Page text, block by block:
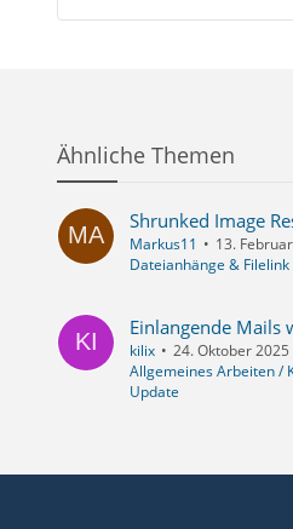
Ähnliche Themen
Shrunked Image
Markus11
13.
Dateianhänge &
Einlangende Mails
kilix
24. Oktober
Allgemeines Arbeiten /
Update